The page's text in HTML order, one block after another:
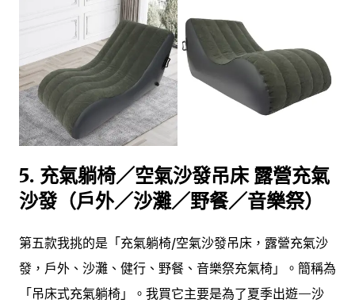
5. 充氣躺椅／空氣沙發吊床 露營充氣
沙發（戶外／沙灘／野餐／音樂祭）
第五款我挑的是「充氣躺椅/空氣沙發吊床，露營充氣沙
發，戶外、沙灘、健行、野餐、音樂祭充氣椅」。簡稱為
「吊床式充氣躺椅」。我買它主要是為了夏季出遊—沙